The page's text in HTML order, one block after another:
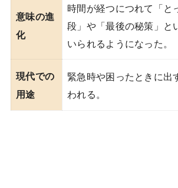
意味の進
化
時間が経つにつれて「と
段」や「最後の秘策」と
いられるようになった。
現代での
用途
緊急時や困ったときに出
われる。